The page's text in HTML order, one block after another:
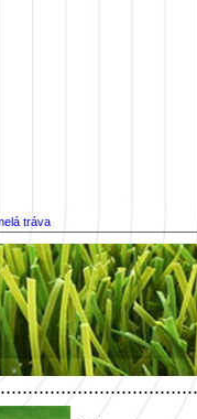
tráva